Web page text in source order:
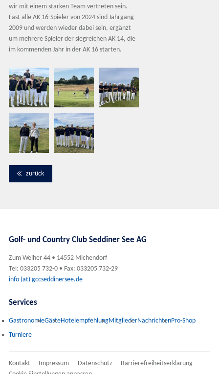
wir mit einem starken Team vertreten sein.
Fast alle AK 16-Spieler von 2024 sind Jahrgang
2009 und werden wieder dabei sein, ergänzt
um mehrere Spieler der siegreichen AK 14, die
im kommenden Jahr in der AK 16 starten.
zurück
Golf- und Country Club Seddiner See AG
Zum Weiher 44 • 14552 Michendorf
Tel: 033205 732-0 • Fax: 033205 732-29
info (at) gccseddinersee.de
Services
GastronomieGästeHotelempfehlungMitgliederNachrichtenPro-Shop
Turniere
Kontakt Impressum Datenschutz
Barrierefreiheitserklärung